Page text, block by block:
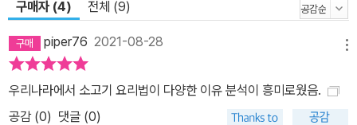
우 돌궐 계통 주민들은 나무의 구멍 안에 넣어서 매장했다. 에벤키(시
베리아와 극동 러시아 일대에서 순록을 치며 사는 원주민들)의 사람
들은 나무에 관을 매다는 경우도 있다. 나무의 열매처럼 다시 부활하
기를 바라는 마음에서다. - 본문 중에서 동시에 강인욱 교수는 고고학
뿐만 아니라 역사와 예술, 음악, 문학, 심지어 한의학에 이르기까지 경
구매자 (4) 전체 (9)
piper76 2021-08-28
우리나라에서 소고기 요리법이 다양한 이유 분석이 흥미로웠음.
공감 (0) 댓글 (0)